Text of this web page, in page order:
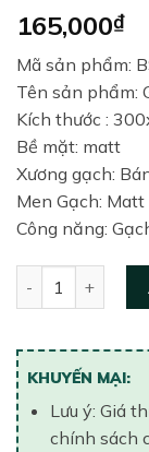
165,000₫
Mã sản phẩm:
Tên sản phẩm:
Kích thước :
Bề mặt: matt
Xương gạch:
Men Gạch: Matt
Công năng:
KHUYẾN MẠI:
Lưu ý: Giá
chính sách